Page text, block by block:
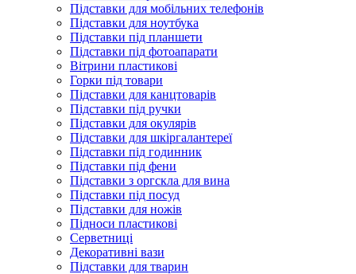
Підставки для мобільних телефонів
Підставки для ноутбука
Підставки під планшети
Підставки під фотоапарати
Вітрини пластикові
Горки під товари
Підставки для канцтоварів
Підставки під ручки
Підставки для окулярів
Підставки для шкіргалантереї
Підставки під годинник
Підставки під фени
Підставки з оргскла для вина
Підставки під посуд
Підставки для ножів
Підноси пластикові
Серветниці
Декоративні вази
Підставки для тварин